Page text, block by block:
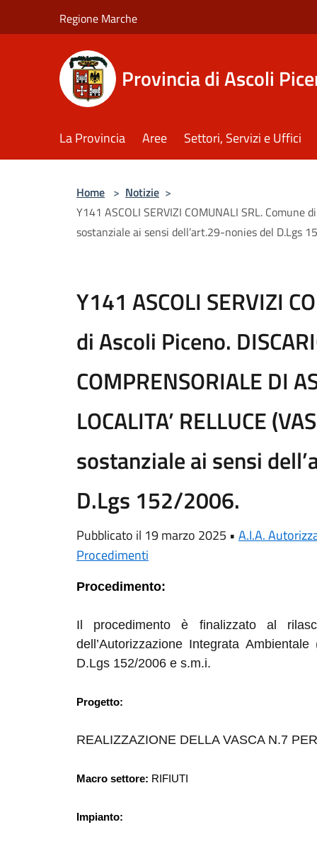
Regione Marche
Provincia di Ascoli
La Provincia Aree Settori, Servizi e Uffici
Home > Notizie >
Y141 ASCOLI SERVIZI COMUNALI SRL. Comune
sostanziale ai sensi dell’art.29-nonies del D.Lgs
Y141 ASCOLI SERVIZI
di Ascoli Piceno.
COMPRENSORIALE DI
LOCALITA’ RELLUCE
sostanziale ai sensi
D.Lgs 152/2006.
Pubblicato il 19 marzo 2025 • A.I.A.
Procedimenti
Procedimento:
Il procedimento è finalizzato al
dell’Autorizzazione Integrata
D.Lgs 152/2006 e s.m.i.
Progetto:
REALIZZAZIONE DELLA VASCA N.7
Macro settore: RIFIUTI
Impianto: